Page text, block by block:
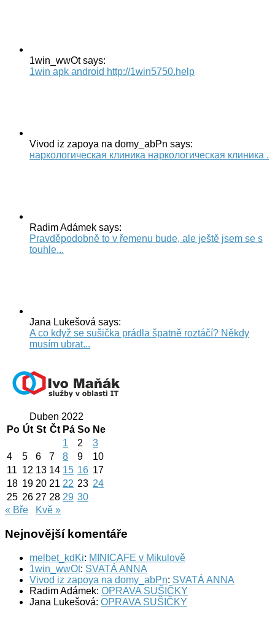
1win_wwOt says:
1win apk android http://1win5750.help
Vivod iz zapoya na domy_abPn says:
наркологическая клиника наркологическая клиника .
Radim Adámek says:
Pravděpodobně to v řemenu bude, ale ještě jsem se s
touhle...
Jana Lukešová says:
A co když se sušička prádla špatně roztáčí? Někdy
musím ubrat...
Duben 2022
Po Út St Čt Pá So Ne
1
2
3
4
5 6 7 8 9
10
11 12 13 14 15 16 17
18 19 20 21 22 23 24
25 26 27 28 29 30
« Bře
Kvě »
Nejnovější komentáře
melbet_kdKi: MINICAFE v Mikulově
1win_wwOt: SVATÁ ANNA
Vivod iz zapoya na domy_abPn: SVATÁ ANNA
Radim Adámek: OPRAVA SUŠIČKY
Jana Lukešová: OPRAVA SUŠIČKY